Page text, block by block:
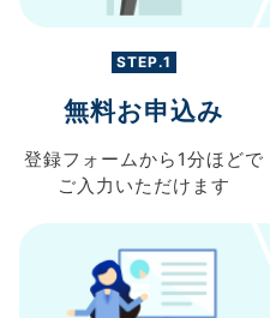
STEP.1
無料お申込み
登録フォームから 1分ほどで
ご入力 いただけます